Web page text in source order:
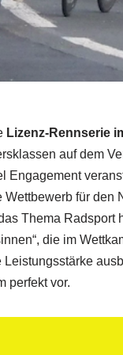
Lizenz-Rennserie
auf dem
Engagement
für den
Thema Radsport
die im
perfekt vor.